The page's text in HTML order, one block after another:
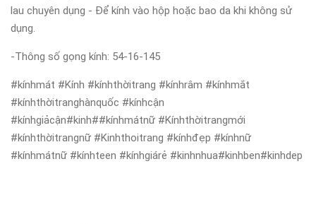
lau chuyên dụng - Để kính vào hộp hoặc bao da khi không sử
dụng.
-Thông số gọng kính: 54-16-145
#kínhmát #Kính #kínhthờitrang #kínhrâm #kínhmắt
#kínhthờitranghànquốc #kínhcận
#kínhgiảcận#kinh##kínhmátnữ #Kínhthờitrangmới
#kínhthờitrangnữ #Kinhthoitrang #kínhđẹp #kínhnữ
#kínhmátnữ #kínhteen #kínhgiárẻ #kinhnhua#kinhben#kinhdep